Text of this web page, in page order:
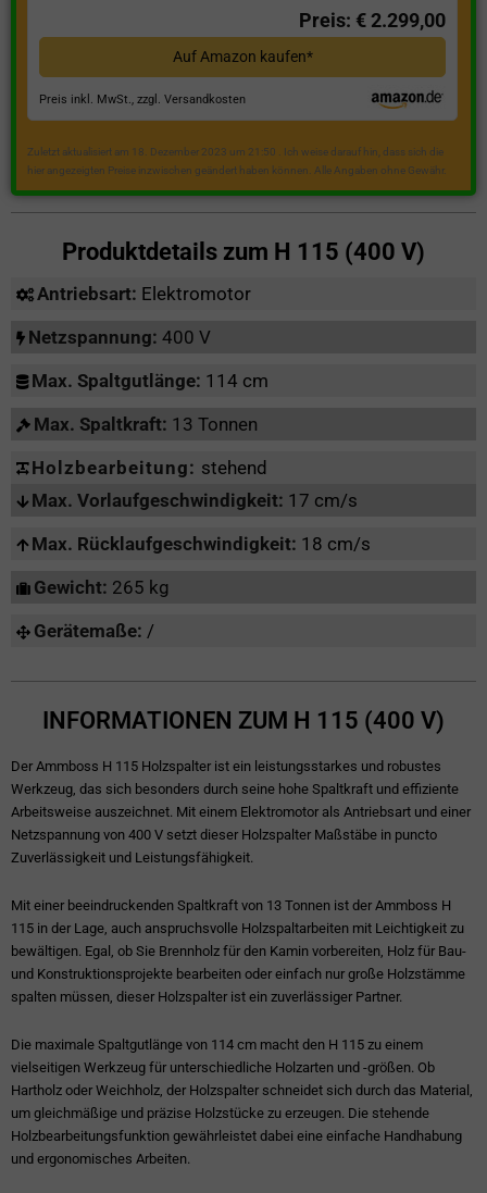
Preis: € 2.299,00
Auf Amazon kaufen*
Preis inkl. MwSt., zzgl. Versandkosten
Zuletzt aktualisiert am 18. Dezember 2023 um 21:50 . Ich weise darauf hin, dass sich die
hier angezeigten Preise inzwischen geändert haben können. Alle Angaben ohne Gewähr.
Produktdetails zum H 115 (400 V)
Antriebsart: Elektromotor
Netzspannung: 400 V
Max. Spaltgutlänge: 114 cm
Max. Spaltkraft: 13 Tonnen
Holzbearbeitung: stehend
Max. Vorlaufgeschwindigkeit: 17 cm/s
Max. Rücklaufgeschwindigkeit: 18 cm/s
Gewicht: 265 kg
Gerätemaße: /
INFORMATIONEN ZUM H 115 (400 V)
Der Ammboss H 115 Holzspalter ist ein leistungsstarkes und robustes
Werkzeug, das sich besonders durch seine hohe Spaltkraft und effiziente
Arbeitsweise auszeichnet. Mit einem Elektromotor als Antriebsart und einer
Netzspannung von 400 V setzt dieser Holzspalter Maßstäbe in puncto
Zuverlässigkeit und Leistungsfähigkeit.
Mit einer beeindruckenden Spaltkraft von 13 Tonnen ist der Ammboss H
115 in der Lage, auch anspruchsvolle Holzspaltarbeiten mit Leichtigkeit zu
bewältigen. Egal, ob Sie Brennholz für den Kamin vorbereiten, Holz für Bau-
und Konstruktionsprojekte bearbeiten oder einfach nur große Holzstämme
spalten müssen, dieser Holzspalter ist ein zuverlässiger Partner.
Die maximale Spaltgutlänge von 114 cm macht den H 115 zu einem
vielseitigen Werkzeug für unterschiedliche Holzarten und -größen. Ob
Hartholz oder Weichholz, der Holzspalter schneidet sich durch das Material,
um gleichmäßige und präzise Holzstücke zu erzeugen. Die stehende
Holzbearbeitungsfunktion gewährleistet dabei eine einfache Handhabung
und ergonomisches Arbeiten.